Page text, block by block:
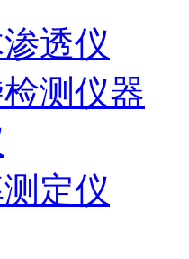
透仪
测仪器
定仪